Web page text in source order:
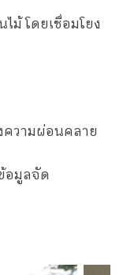
ม้ โดยเชื่อมโยง
วามผ่อนคลาย
อมูลจัด